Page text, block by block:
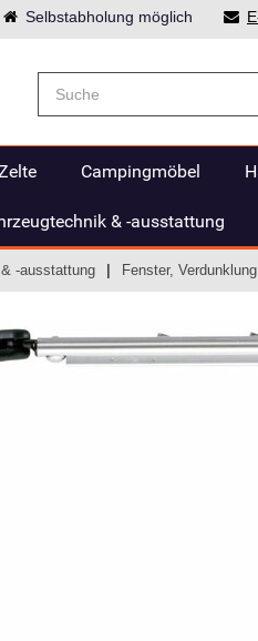
Selbstabholung möglich
Campingmöbel
& -ausstattung
-ausstattung Fenster,